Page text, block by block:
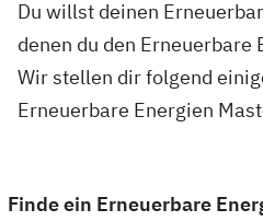
Du willst deinen
denen du den
Wir stellen dir folgend
Erneuerbare Energien
Finde ein Erneuerbare